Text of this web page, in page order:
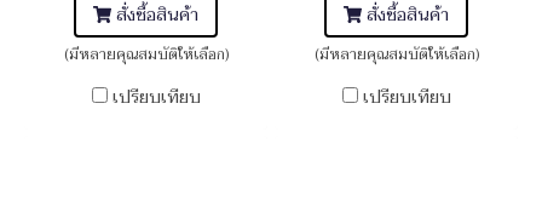
สั่งซื้อสินค้า
(มีหลายคุณสมบัติให้เลือก)
เปรียบเทียบ
สั่งซื้อสินค้า
(มีหลายคุณสมบัติให้เลือก)
เปรียบเทียบ